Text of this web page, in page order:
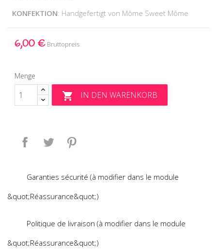
KONFEKTION: Handgefertigt von Môme Sweet Môme
6,00 € Bruttopreis
Menge
 IN DEN WARENKORB
Teilen Tweet
Garanties sécurité (à modifier dans le module
&quot;Réassurance&quot;)
Politique de livraison (à modifier dans le module
&quot;Réassurance&quot;)